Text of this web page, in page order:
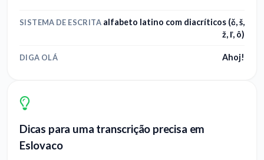
SISTEMA DE ESCRITA alfabeto latino com diacríticos (č, š,
ž, ľ, ô)
DIGA OLÁ Ahoj!
Dicas para uma transcrição precisa em
Eslovaco